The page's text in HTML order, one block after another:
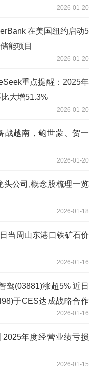
2026-01-20
在美国纽约启动5
能项目
2026-01-20
重点提醒：2025年
大增51.3%
2026-01-20
战越南，鲍世蒙、贺一
2026-01-20
头公司,概念股梳理一览
2026-01-18
当周山东港口铁矿石价
2026-01-16
驾(03881)涨超5% 近日
于CES达成战略合作
能化升级 热门2026-01-16
年度经营业绩亏损
2026-01-15